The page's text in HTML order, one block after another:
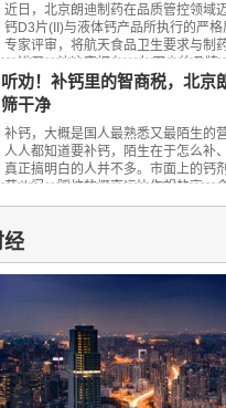
近日，北京朗迪制药在品质管控领域
钙D3片(II)与液体钙产品所执行的严
专家评审，将航天食品卫生要求与制
一进展，让这家拥有23年历史的品牌
听劝！补钙里的智商税，北京
筛干净
补钙，大概是国人最熟悉又最陌生的
人人都知道要补钙，陌生在于怎么补
真正搞明白的人并不多。市面上的钙
花八门，踩坑的概率远比你想的高。
经